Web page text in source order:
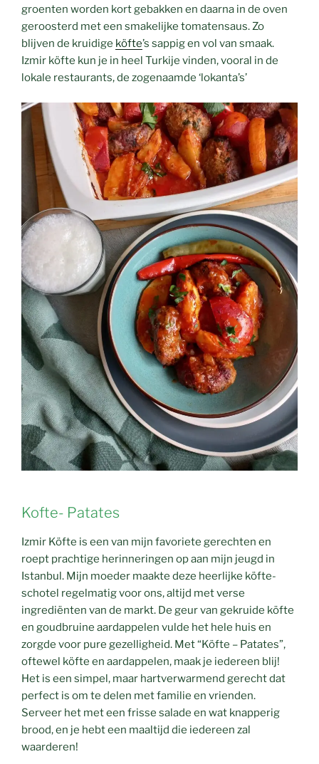
groenten worden kort gebakken en daarna in de oven
geroosterd met een smakelijke tomatensaus. Zo
blijven de kruidige köfte’s sappig en vol van smaak.
Izmir köfte kun je in heel Turkije vinden, vooral in de
lokale restaurants, de zogenaamde ‘lokanta’s’
Kofte- Patates
Izmir Köfte is een van mijn favoriete gerechten en
roept prachtige herinneringen op aan mijn jeugd in
Istanbul. Mijn moeder maakte deze heerlijke köfte-
schotel regelmatig voor ons, altijd met verse
ingrediënten van de markt. De geur van gekruide köfte
en goudbruine aardappelen vulde het hele huis en
zorgde voor pure gezelligheid. Met “Köfte – Patates”,
oftewel köfte en aardappelen, maak je iedereen blij!
Het is een simpel, maar hartverwarmend gerecht dat
perfect is om te delen met familie en vrienden.
Serveer het met een frisse salade en wat knapperig
brood, en je hebt een maaltijd die iedereen zal
waarderen!